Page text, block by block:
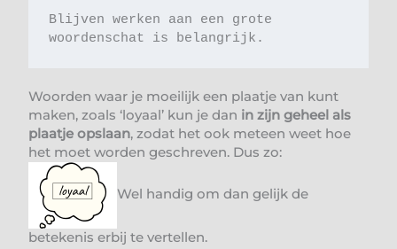
Blijven werken aan een grote
woordenschat is belangrijk.
Woorden waar je moeilijk een plaatje van kunt
maken, zoals ‘loyaal’ kun je dan in zijn geheel als
plaatje opslaan, zodat het ook meteen weet hoe
het moet worden geschreven. Dus zo:
Wel handig om dan gelijk de
betekenis erbij te vertellen.